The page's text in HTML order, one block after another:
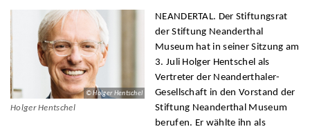
© Holger Hentschel
Holger Hentschel
NEANDERTAL. Der Stiftungsrat
der Stiftung Neanderthal
Museum hat in seiner Sitzung am
3. Juli Holger Hentschel als
Vertreter der Neanderthaler-
Gesellschaft in den Vorstand der
Stiftung Neanderthal Museum
berufen. Er wählte ihn als